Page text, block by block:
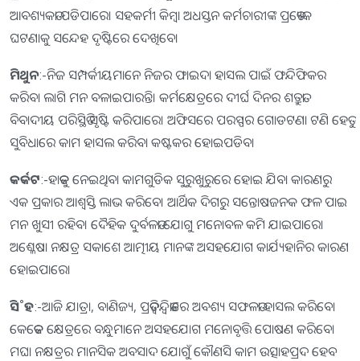
ଆବଶ୍ୟକତା ପଡିପାରେ। ସହକର୍ମୀ କିମ୍ବା ଅଧସ୍ତନ କର୍ମଚାରୀଙ୍କ ପ୍ରତ୍ୟେକ
ଘଟଣାକୁ ସନ୍ଦେହ ଦୃଷ୍ଟିରେ ଦେଖିବେ।
ମିଥୁନ:-ନିଜ ସମ୍ପର୍କୀୟମାନେ ନିଜର ଫାଇଦା ହାସଲ ପାଇଁ ଫନ୍ଦିଫିକର
କରିବା ଲାଗି ମନ ବଳାଇପାରନ୍ତି। କର୍ମକ୍ଷେତ୍ରରେ ଦୀର୍ଘ ଦିନର ଶତ୍ରୁତା
ବିବାଦୀୟ ପରିସ୍ଥିତି ସୃଷ୍ଟି କରିପାରେ। ଅଫିସରେ ପରସ୍ପର ଗୋଡଟଣା ଟଣି ହେତୁ
ସୁବିଧାରେ କାମ ହାସଲ କରିବା କଷ୍ଟକର ହୋଇପଡିବ।
କର୍କଟ:-ହାତକୁ ନେଇଥିବା କାମଗୁଡିକ ସୁରୁଖୁରୁରେ ହୋଇ ଯିବା କାରଣରୁ
ଏକ ପ୍ରକାର ଆଶ୍ୱସ୍ତି ଲାଭ କରିବେ। ଆର୍ଥିକ ଦିଗରୁ ସନ୍ତୋଷଜନକ ଫଳ ପାଇ
ମନ ଖୁସୀ ରହିବ। ଦୈହିକ ଦୁର୍ବଳତା ଯୋଗୁ ମନୋବଳ କମି ଯାଇପାରେ।
ଅଶ୍ଳେଷା ନକ୍ଷତ୍ର ସକାଶେ ଆତ୍ମୀୟ ମାନଙ୍କ ଅସହଯୋଗ କାର୍ଯ୍ୟହାନିର କାରଣ
ହୋଇପାରେ।
ସି˚ହ:-ଆଜି ଯାତ୍ରା, ବାଣିଜ୍ୟ, ପ୍ରତିଦ୍ୱନ୍ଦ୍ୱିତାରେ ଅବଶ୍ୟ ସଫଳତା ହାସଲ କରିବେ।
କେତେକ କ୍ଷେତ୍ରରେ ବନ୍ଧୁମାନେ ଅସହଯୋଗ ମନୋବୃତ୍ତି ପୋଷଣ କରିବେ।
ମଘା ନକ୍ଷତ୍ରର ମାନସିକ ଅବସାଦ ଯୋଗୁଁ କୌଣସି କାମ ଉତ୍ସାହପ୍ରଦ ହେବ